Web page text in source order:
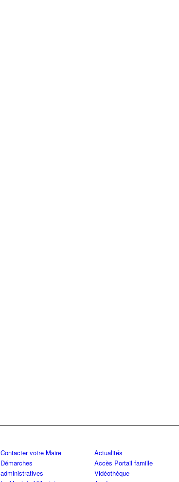
Contacter votre Maire
Démarches
administratives
Actualités
Accès Portail famille
Vidéothèque